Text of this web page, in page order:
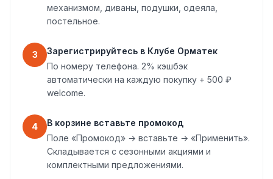
механизмом, диваны, подушки, одеяла,
постельное.
3
Зарегистрируйтесь в Клубе Орматек
По номеру телефона. 2% кэшбэк
автоматически на каждую покупку + 500 ₽
welcome.
4
В корзине вставьте промокод
Поле «Промокод» → вставьте → «Применить».
Складывается с сезонными акциями и
комплектными предложениями.